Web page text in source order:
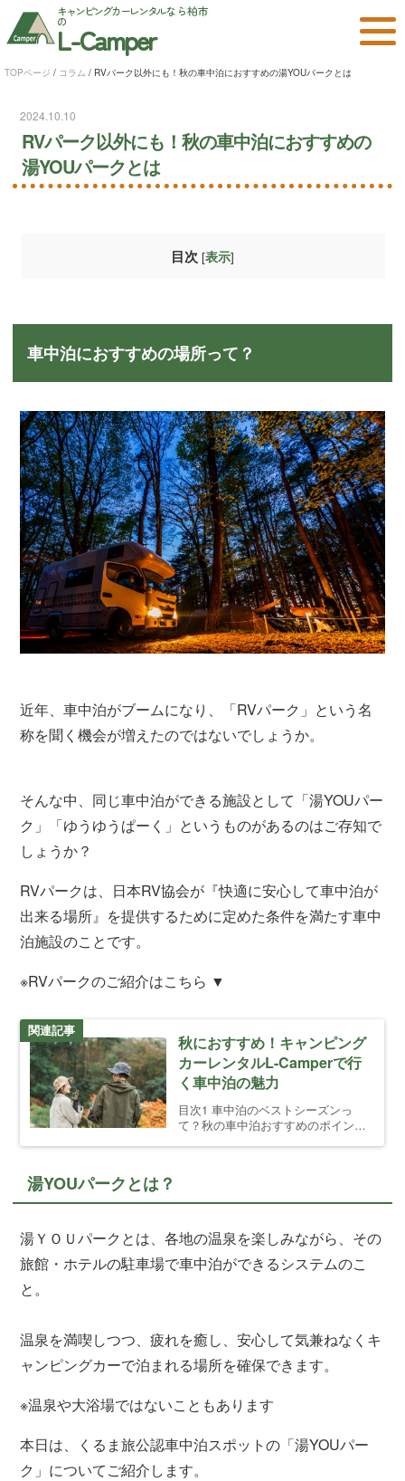
キャンピングカーレンタルなら柏市
の
L-Camper
TOPページ / コラム / RVパーク以外にも！秋の車中泊におすすめの湯YOUパークとは
2024.10.10
RVパーク以外にも！秋の車中泊におすすめの
湯YOUパークとは
目次 [表示]
車中泊におすすめの場所って？
近年、車中泊がブームになり、「RVパーク」という名
称を聞く機会が増えたのではないでしょうか。
そんな中、同じ車中泊ができる施設として「湯YOUパー
ク」「ゆうゆうぱーく」というものがあるのはご存知で
しょうか？
RVパークは、日本RV協会が『快適に安心して車中泊が
出来る場所』を提供するために定めた条件を満たす車中
泊施設のことです。
※RVパークのご紹介はこちら ▼
関連記事
秋におすすめ！キャンピング
カーレンタルL-Camperで行
く車中泊の魅力
目次1 車中泊のベストシーズンっ
て？秋の車中泊おすすめのポイント
車中泊な […]
湯YOUパークとは？
湯ＹＯＵパークとは、各地の温泉を楽しみながら、その
旅館・ホテルの駐車場で車中泊ができるシステムのこ
と。
温泉を満喫しつつ、疲れを癒し、安心して気兼ねなくキ
ャンピングカーで泊まれる場所を確保できます。
※温泉や大浴場ではないこともあります
本日は、くるま旅公認車中泊スポットの「湯YOUパー
ク」についてご紹介します。